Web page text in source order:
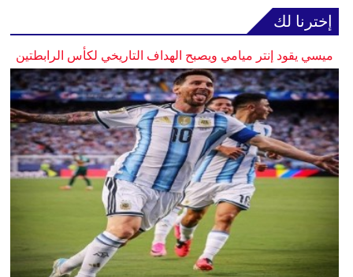
إخترنا لك
ميسي يقود إنتر ميامي ويصبح الهداف التاريخي لكأس الرابطتين